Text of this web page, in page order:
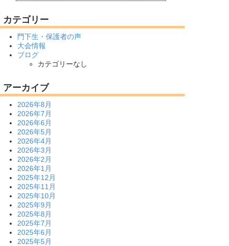
カテゴリー
門下生・保護者の声
大会情報
ブログ
カテゴリーなし
アーカイブ
2026年8月
2026年7月
2026年6月
2026年5月
2026年4月
2026年3月
2026年2月
2026年1月
2025年12月
2025年11月
2025年10月
2025年9月
2025年8月
2025年7月
2025年6月
2025年5月